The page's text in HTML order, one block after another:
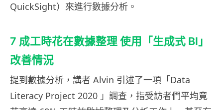
QuickSight）來進行數據分析。
7 成工時花在數據整理 使用「生成式 BI」
改善情況
提到數據分析，講者 Alvin 引述了一項「Data
Literacy Project 2020 」調查，指受訪者們平均竟